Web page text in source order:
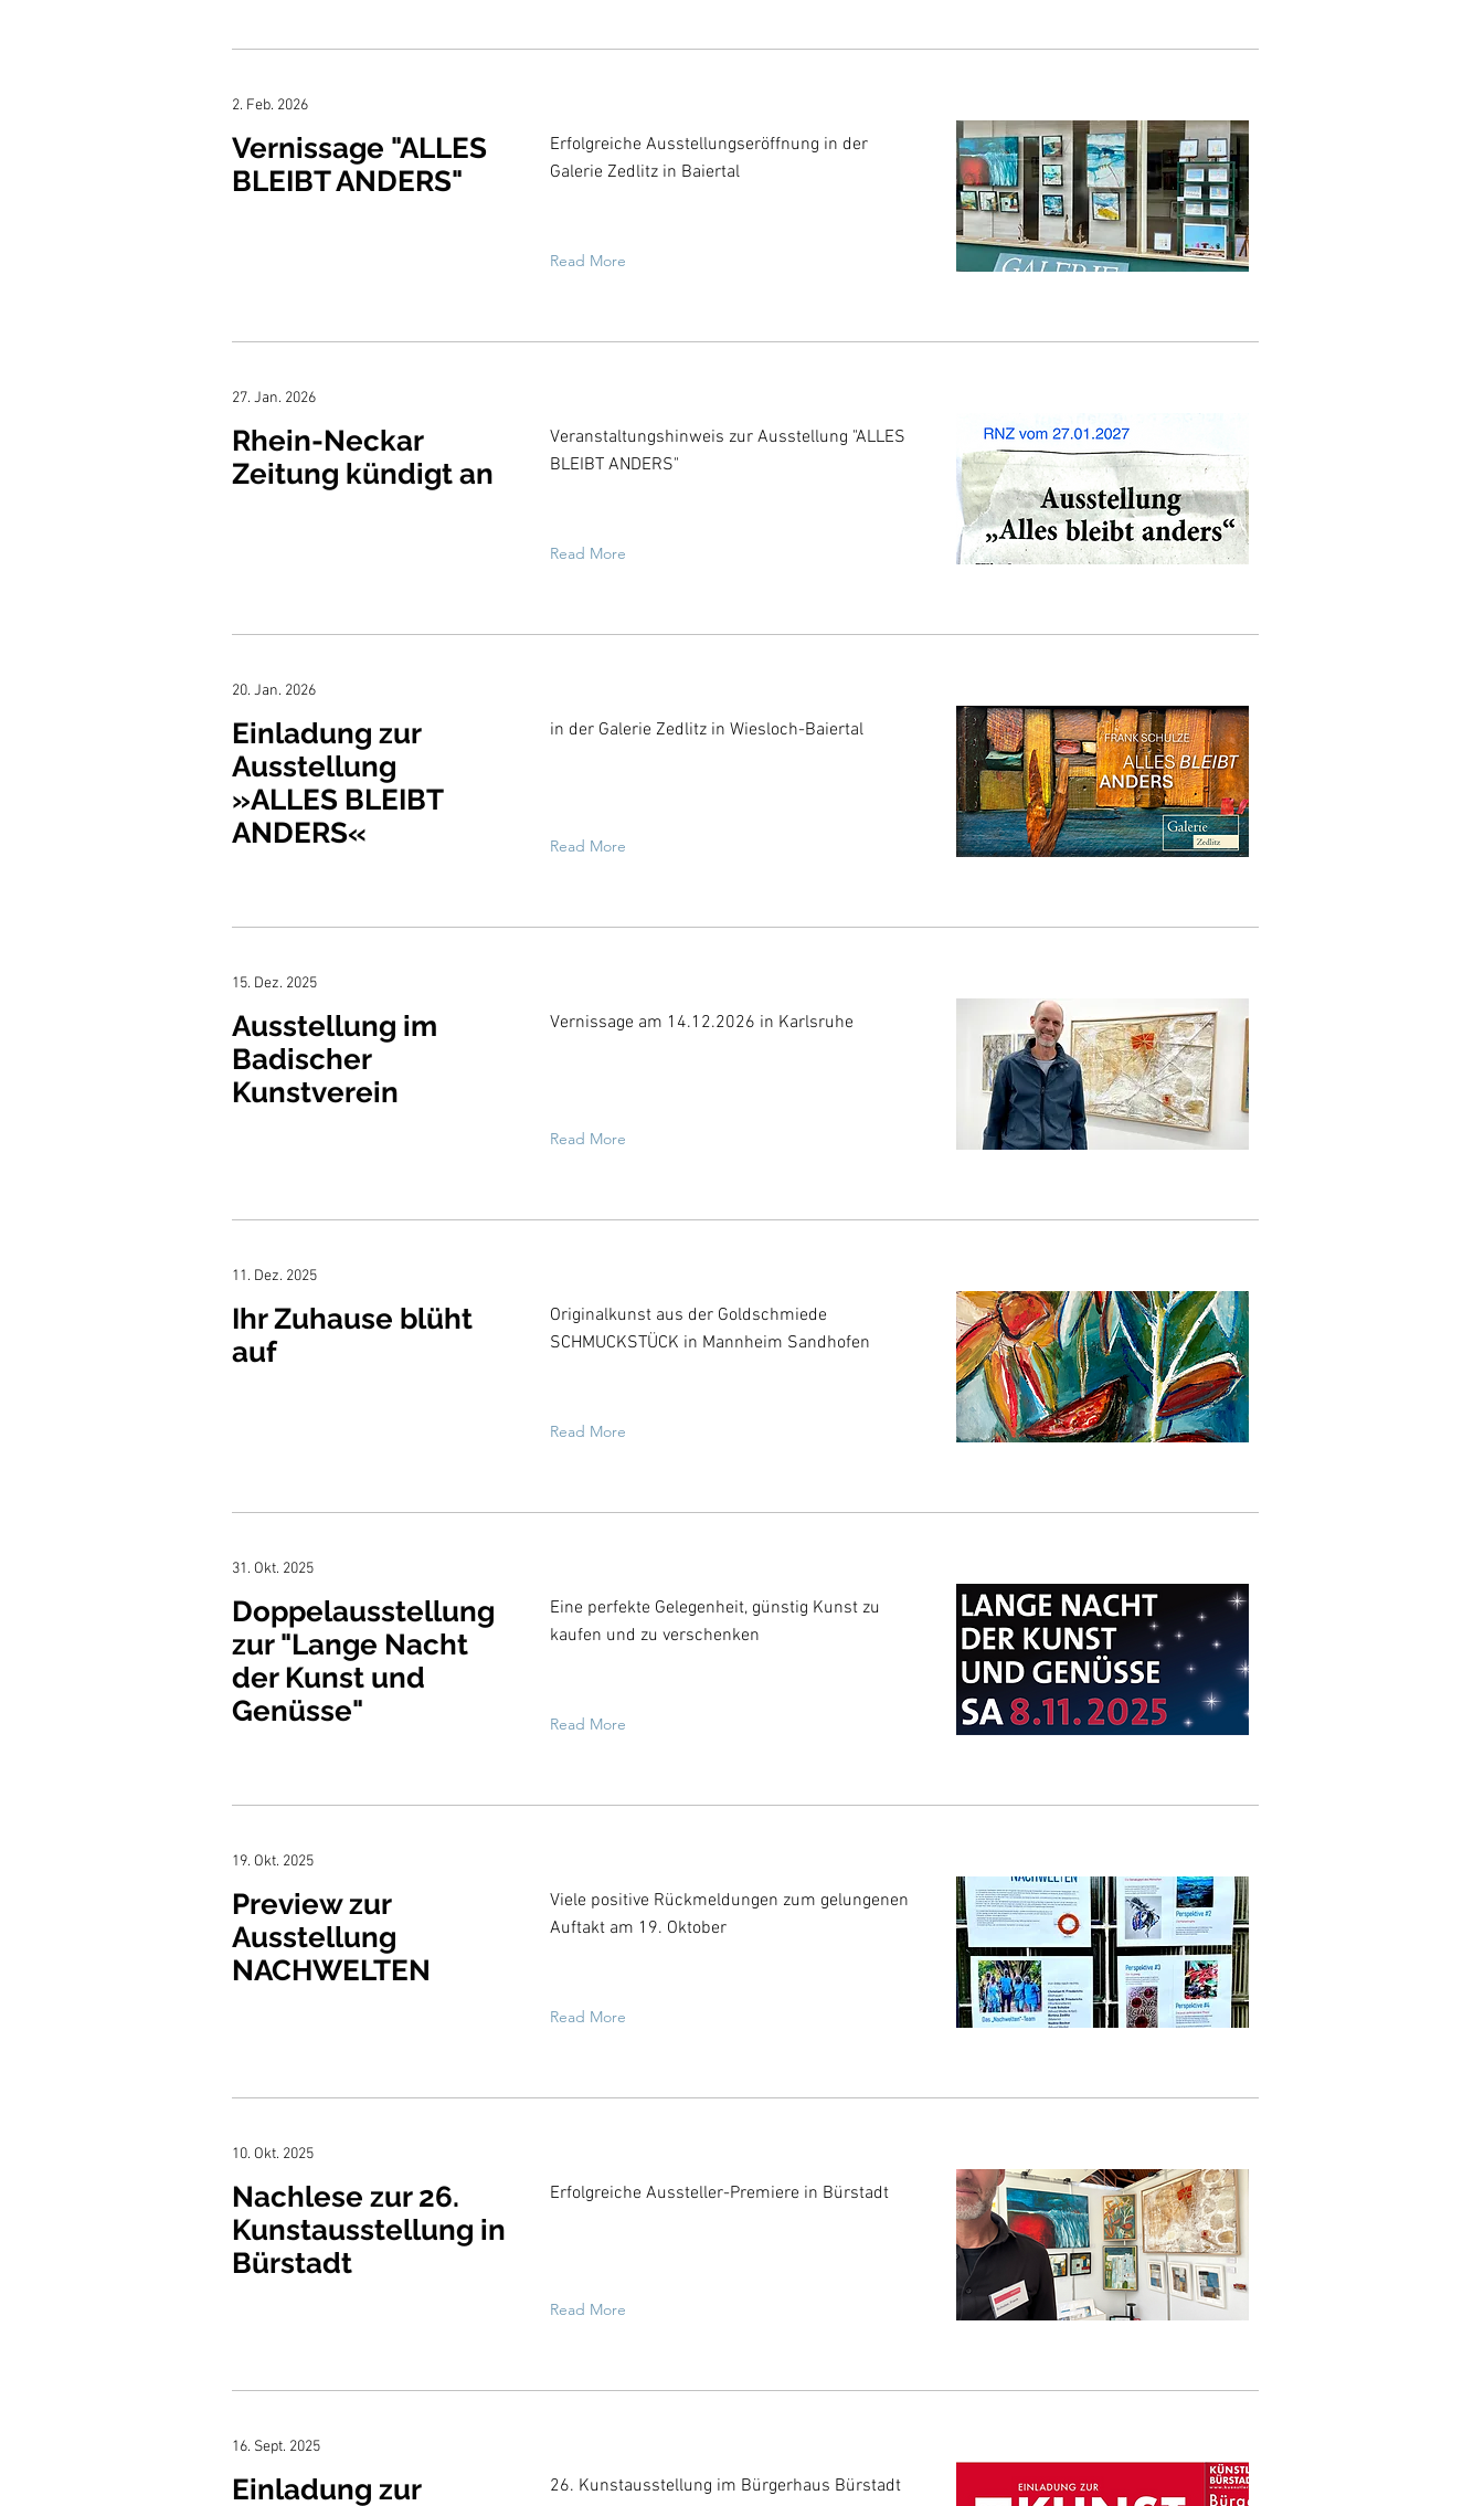
2. Feb. 2026
Vernissage "ALLES
BLEIBT ANDERS"
Erfolgreiche Ausstellungseröffnung in der
Galerie Zedlitz in Baiertal
Read More
27. Jan. 2026
Rhein-Neckar
Zeitung kündigt an
Veranstaltungshinweis zur Ausstellung "ALLES
BLEIBT ANDERS"
Read More
20. Jan. 2026
Einladung zur
Ausstellung
»ALLES BLEIBT
ANDERS«
in der Galerie Zedlitz in Wiesloch-Baiertal
Read More
15. Dez. 2025
Ausstellung im
Badischer
Kunstverein
Vernissage am 14.12.2026 in Karlsruhe
Read More
11. Dez. 2025
Ihr Zuhause blüht
auf
Originalkunst aus der Goldschmiede
SCHMUCKSTÜCK in Mannheim Sandhofen
Read More
31. Okt. 2025
Doppelausstellung
zur "Lange Nacht
der Kunst und
Genüsse"
Eine perfekte Gelegenheit, günstig Kunst zu
kaufen und zu verschenken
Read More
19. Okt. 2025
Preview zur
Ausstellung
NACHWELTEN
Viele positive Rückmeldungen zum gelungenen
Auftakt am 19. Oktober
Read More
10. Okt. 2025
Nachlese zur 26.
Kunstausstellung in
Bürstadt
Erfolgreiche Aussteller-Premiere in Bürstadt
Read More
16. Sept. 2025
Einladung zur 26. Kunstausstellung im Bürgerhaus Bürstadt